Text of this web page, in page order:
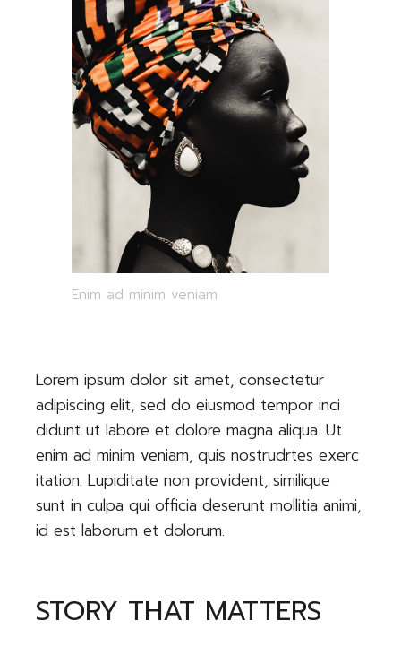
Enim ad minim veniam
Lorem ipsum dolor sit amet, consectetur
adipiscing elit, sed do eiusmod tempor inci
didunt ut labore et dolore magna aliqua. Ut
enim ad minim veniam, quis nostrudrtes exerc
itation. Lupiditate non provident, similique
sunt in culpa qui officia deserunt mollitia animi,
id est laborum et dolorum.
STORY THAT MATTERS